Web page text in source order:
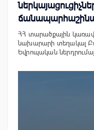
ՀՀ տարածքային
նախարարի տեղակալ
Եվրոպական